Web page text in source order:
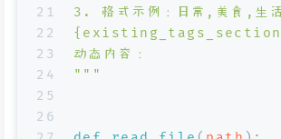
21
22
23
24
25
26
3. 格式示例：日常,美食,生
动态内容：
"""